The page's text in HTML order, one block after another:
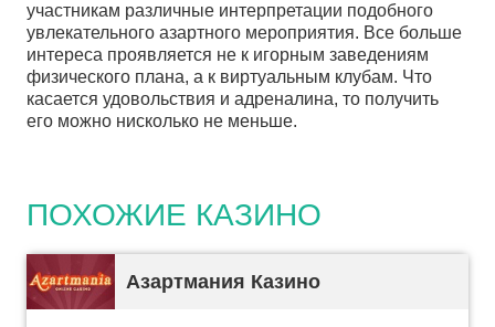
участникам различные интерпретации подобного
увлекательного азартного мероприятия. Все больше
интереса проявляется не к игорным заведениям
физического плана, а к виртуальным клубам. Что
касается удовольствия и адреналина, то получить
его можно нисколько не меньше.
ПОХОЖИЕ КАЗИНО
Азартмания Казино